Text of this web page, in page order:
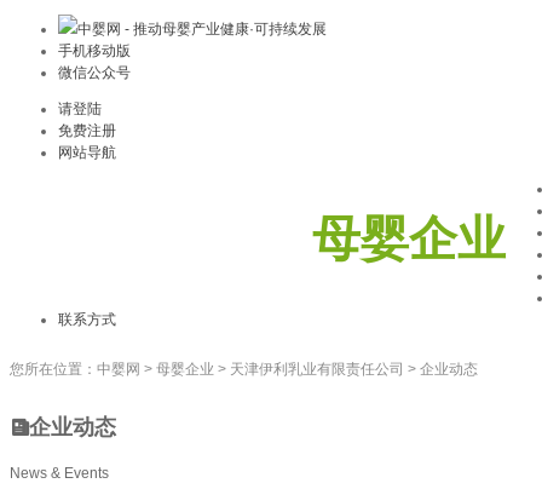
中婴网 - 推动母婴产业健康·可持续发展
手机移动版
微信公众号
请登陆
免费注册
网站导航
母婴企业
联系方式
您所在位置： 中婴网 > 母婴企业 > 天津伊利乳业有限责任公司 > 企业动态
企业动态
News & Events